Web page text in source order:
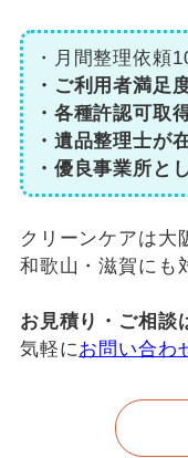
・月間整理依頼
・ご利用者満足
・各種許認可取
・遺品整理士が
・優良事業所と
クリーンケアは大
和歌山・滋賀にも
お見積り・ご相談
気軽にお問い合わ